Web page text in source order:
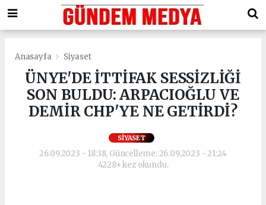
Anasayfa Siyaset
ÜNYE'DE İTTİFAK SESSİZLİĞİ
SON BULDU: ARPACIOĞLU VE
DEMİR CHP'YE NE GETİRDİ?
SIYASET
26.09.2023 - 18:38, Güncelleme: 26.09.2023 - 21:24
4228+ kez okundu.